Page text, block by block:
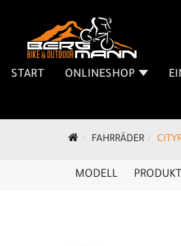
START ONLINESHOP
FAHRRÄDER
MODELL